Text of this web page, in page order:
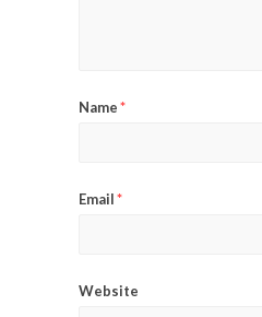
Name*
Email*
Website